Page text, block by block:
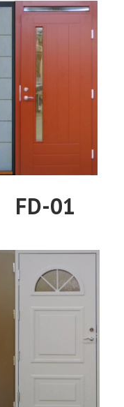
FD-01